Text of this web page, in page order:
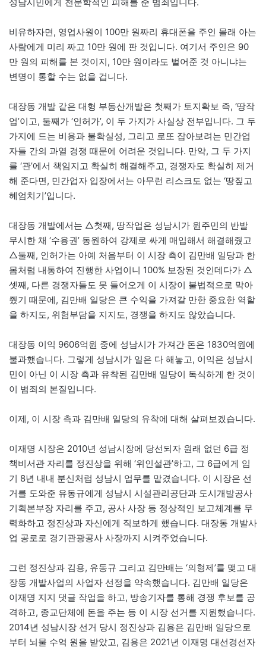
비유하자면, 영업사원이 100만 원짜리 휴대폰을 주인 몰래 아는
사람에게 미리 짜고 10만 원에 판 것입니다. 여기서 주인은 90
만 원의 피해를 본 것이지, 10만 원이라도 벌어준 것 아니냐는
변명이 통할 수는 없을 겁니다.
대장동 개발 같은 대형 부동산개발은 첫째가 토지확보 즉, ‘땅작
업’이고, 둘째가 ‘인허가’, 이 두 가지가 사실상 전부입니다. 그 두
가지에 드는 비용과 불확실성, 그리고 로또 잡아보려는 민간업
자들 간의 과열 경쟁 때문에 어려운 것입니다. 만약, 그 두 가지
를 ‘관’에서 책임지고 확실히 해결해주고, 경쟁자도 확실히 제거
해 준다면, 민간업자 입장에서는 아무런 리스크도 없는 ‘땅짚고
헤엄치기’입니다.
대장동 개발에서는 △첫째, 땅작업은 성남시가 원주민의 반발
무시한 채 ‘수용권’ 동원하여 강제로 싸게 매입해서 해결해줬고
△둘째, 인허가는 아예 처음부터 이 시장 측이 김만배 일당과 한
몸처럼 내통하여 진행한 사업이니 100% 보장된 것인데다가 △
셋째, 다른 경쟁자들도 못 들어오게 이 시장이 불법적으로 막아
줬기 때문에, 김만배 일당은 큰 수익을 가져갈 만한 중요한 역할
을 하지도, 위험부담을 지지도, 경쟁을 하지도 않았습니다.
대장동 이익 9606억원 중에 성남시가 가져간 돈은 1830억원에
불과했습니다. 그렇게 성남시가 일은 다 해놓고, 이익은 성남시
민이 아닌 이 시장 측과 유착된 김만배 일당이 독식하게 한 것이
이 범죄의 본질입니다.
이제, 이 시장 측과 김만배 일당의 유착에 대해 살펴보겠습니다.
이재명 시장은 2010년 성남시장에 당선되자 원래 없던 6급 정
책비서관 자리를 정진상을 위해 ‘위인설관’하고, 그 6급에게 임
기 8년 내내 분신처럼 성남시 업무를 맡겼습니다. 이 시장은 선
거를 도와준 유동규에게 성남시 시설관리공단과 도시개발공사
기획본부장 자리를 주고, 공사 사장 등 정상적인 보고체계를 무
력화하고 정진상과 자신에게 직보하게 했습니다. 대장동 개발사
업 공로로 경기관광공사 사장까지 시켜주었습니다.
그런 정진상과 김용, 유동규 그리고 김만배는 ‘의형제’를 맺고 대
장동 개발사업의 사업자 선정을 약속했습니다. 김만배 일당은
이재명 지지 댓글 작업을 하고, 방송기자를 통해 경쟁 후보를 공
격하고, 종교단체에 돈을 주는 등 이 시장 선거를 지원했습니다.
2014년 성남시장 선거 당시 정진상과 김용은 김만배 일당으로
부터 뇌물 수억 원을 받았고, 김용은 2021년 이재명 대선경선자